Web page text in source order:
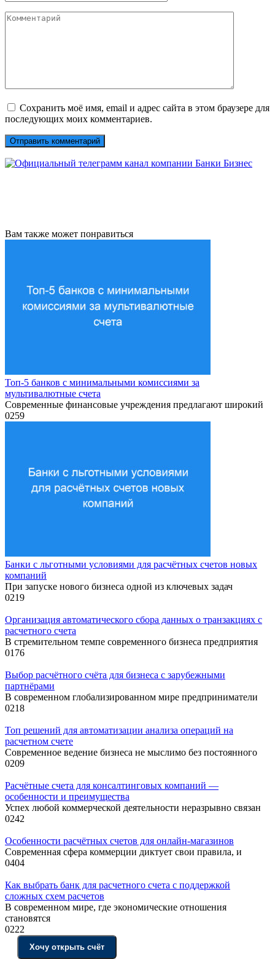
Комментарий
Сохранить моё имя, email и адрес сайта в этом браузере для
последующих моих комментариев.
Вам также может понравиться
Топ-5 банков с минимальными комиссиями за
мультивалютные счета
Современные финансовые учреждения предлагают широкий
0259
Банки с льготными условиями для расчётных счетов новых
компаний
При запуске нового бизнеса одной из ключевых задач
0219
Организация автоматического сбора данных о транзакциях с
расчетного счета
В стремительном темпе современного бизнеса предприятия
0176
Выбор расчётного счёта для бизнеса с зарубежными
партнёрами
В современном глобализированном мире предприниматели
0218
Топ решений для автоматизации анализа операций на
расчетном счете
Современное ведение бизнеса не мыслимо без постоянного
0209
Расчётные счета для консалтинговых компаний —
особенности и преимущества
Успех любой коммерческой деятельности неразрывно связан
0242
Особенности расчётных счетов для онлайн-магазинов
Современная сфера коммерции диктует свои правила, и
0404
Как выбрать банк для расчетного счета с поддержкой
сложных схем расчетов
В современном мире, где экономические отношения
становятся
0222
Хочу открыть счёт